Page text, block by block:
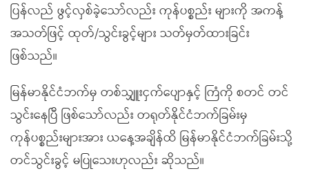
ပြန်လည် ဖွင့်လှစ်ခဲ့သော်လည်း ကုန်ပစ္စည်း များကို အကန့်
အသတ်ဖြင့် ထုတ်/သွင်းခွင့်များ သတ်မှတ်ထားခြင်း
ဖြစ်သည်။
မြန်မာနိုင်ငံဘက်မှ တစ်သျှူးငှက်ပျောနှင့် ကြံကို စတင် တင်
သွင်းနေပြီ ဖြစ်သော်လည်း တရုတ်နိုင်ငံဘက်ခြမ်းမှ
ကုန်ပစ္စည်းများအား ယနေ့အချိန်ထိ မြန်မာနိုင်ငံဘက်ခြမ်းသို့
တင်သွင်းခွင့် မပြုသေးဟုလည်း ဆိုသည်။